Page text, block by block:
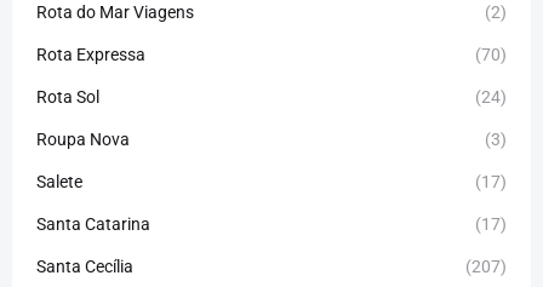
Rota do Mar Viagens (2)
Rota Expressa (70)
Rota Sol (24)
Roupa Nova (3)
Salete (17)
Santa Catarina (17)
Santa Cecília (207)